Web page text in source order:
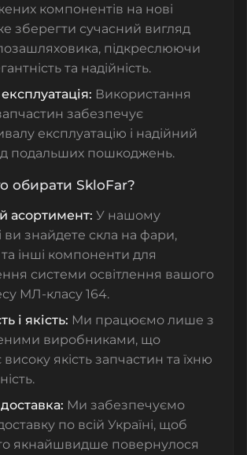
компонентів на нові
зберегти сучасний вигляд
підкреслюючи
та надійність.
Використання
забезпечує
експлуатацію і надійний
подальших пошкоджень.
обирати SkloFar?
асортимент: У нашому
ви знайдете скла на фари,
інші компоненти для
системи освітлення вашого
МЛ-класу 164.
і якість: Ми працюємо лише з
виробниками, що
високу якість запчастин та їхню
Ми забезпечуємо
по всій Україні, щоб
якнайшвидше повернулося